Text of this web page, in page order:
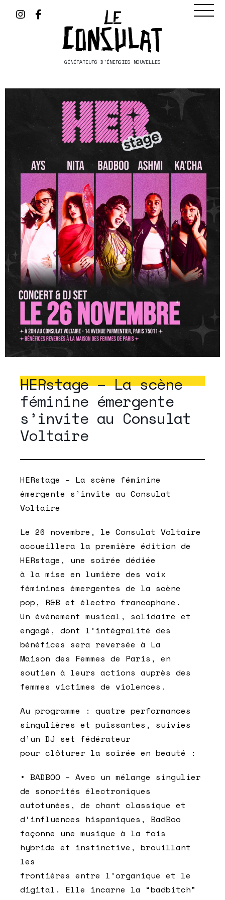
GÉNÉRATEURS D'ÉNERGIES NOUVELLES
HERstage – La scène
féminine émergente
s’invite au Consulat
Voltaire
HERstage – La scène féminine
émergente s’invite au Consulat
Voltaire
Le 26 novembre, le Consulat Voltaire
accueillera la première édition de
HERstage, une soirée dédiée
à la mise en lumière des voix
féminines émergentes de la scène
pop, R&B et électro francophone.
Un évènement musical, solidaire et
engagé, dont l’intégralité des
bénéfices sera reversée à La
Maison des Femmes de Paris, en
soutien à leurs actions auprès des
femmes victimes de violences.
Au programme : quatre performances
singulières et puissantes, suivies
d’un DJ set fédérateur
pour clôturer la soirée en beauté :
• BADBOO – Avec un mélange singulier
de sonorités électroniques
autotunées, de chant classique et
d’influences hispaniques, BadBoo
façonne une musique à la fois
hybride et instinctive, brouillant
les
frontières entre l’organique et le
digital. Elle incarne la “badbitch”